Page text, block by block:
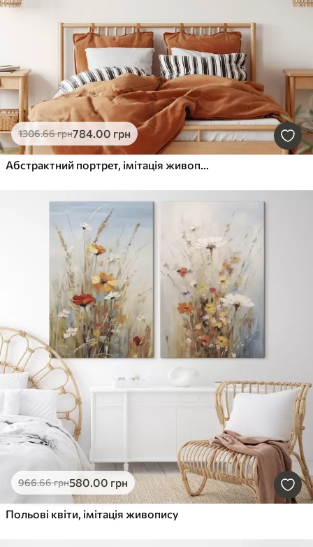
1306.66грн784.00 грн
Абстрактний портрет, імітація живопису
966.66грн580.00 грн
Польові квіти, імітація живопису